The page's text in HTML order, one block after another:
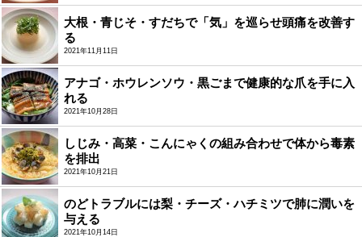
大根・青じそ・すだちで「気」を巡らせ頭痛を改善す
る
2021年11月11日
アナゴ・ホウレンソウ・黒ごまで健康的な爪を手に入
れる
2021年10月28日
しじみ・高菜・こんにゃくの組み合わせで体から毒素
を排出
2021年10月21日
のどトラブルには梨・チーズ・ハチミツで肺に潤いを
与える
2021年10月14日